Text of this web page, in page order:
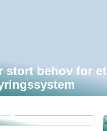
stort behov for et
penge: Derfor er